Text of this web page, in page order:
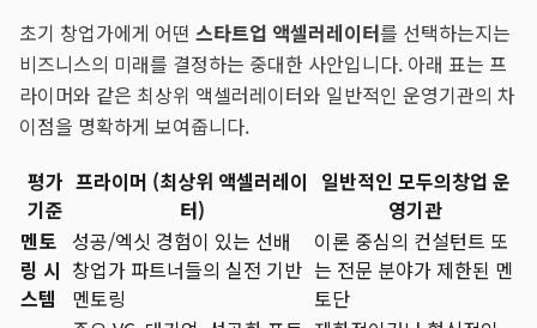
초기 창업가에게 어떤 스타트업 액셀러레이터를 선택하는지는
비즈니스의 미래를 결정하는 중대한 사안입니다. 아래 표는 프
라이머와 같은 최상위 액셀러레이터와 일반적인 운영기관의 차
이점을 명확하게 보여줍니다.
평가
기준
프라이머 (최상위 액셀러레이
터)
일반적인 모두의창업 운
영기관
멘토
링 시
스템
성공/엑싯 경험이 있는 선배
창업가 파트너들의 실전 기반
멘토링
이론 중심의 컨설턴트 또
는 전문 분야가 제한된 멘
토단